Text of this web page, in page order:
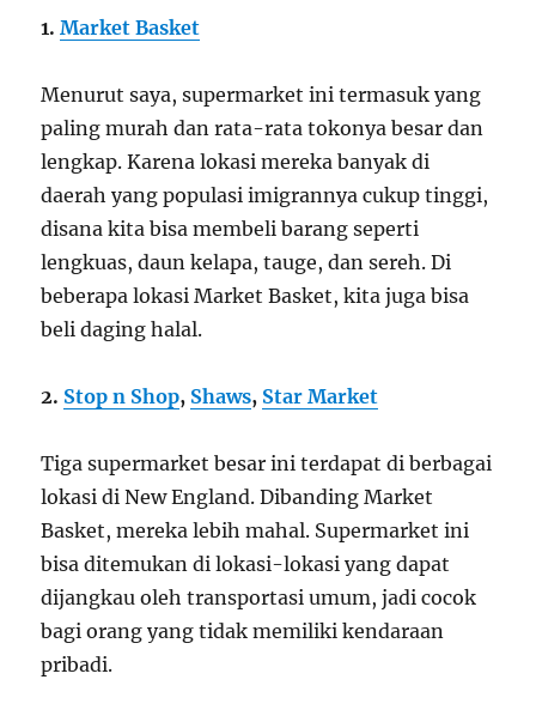
1.Market Basket
Menurut saya, supermarket ini termasuk yang
paling murah dan rata-rata tokonya besar dan
lengkap. Karena lokasi mereka banyak di
daerah yang populasi imigrannya cukup tinggi,
disana kita bisa membeli barang seperti
lengkuas, daun kelapa, tauge, dan sereh. Di
beberapa lokasi Market Basket, kita juga bisa
beli daging halal.
2. Stop n Shop, Shaws, Star Market
Tiga supermarket besar ini terdapat di berbagai
lokasi di New England. Dibanding Market
Basket, mereka lebih mahal. Supermarket ini
bisa ditemukan di lokasi-lokasi yang dapat
dijangkau oleh transportasi umum, jadi cocok
bagi orang yang tidak memiliki kendaraan
pribadi.